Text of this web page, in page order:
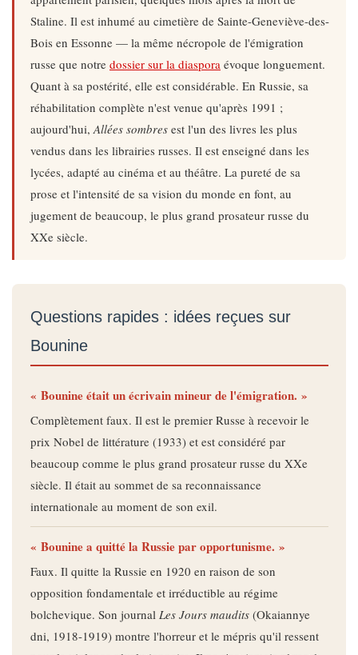
Staline. Il est inhumé au cimetière de Sainte-Geneviève-des-
Bois en Essonne — la même nécropole de l'émigration
russe que notre dossier sur la diaspora évoque longuement.
Quant à sa postérité, elle est considérable. En Russie, sa
réhabilitation complète n'est venue qu'après 1991 ;
aujourd'hui,Allées sombres est l'un des livres les plus
vendus dans les librairies russes. Il est enseigné dans les
lycées, adapté au cinéma et au théâtre. La pureté de sa
prose et l'intensité de sa vision du monde en font, au
jugement de beaucoup, le plus grand prosateur russe du
XXe siècle.
Questions rapides : idées reçues sur
Bounine
« Bounine était un écrivain mineur de l'émigration. »
Complètement faux. Il est le premier Russe à recevoir le
prix Nobel de littérature (1933) et est considéré par
beaucoup comme le plus grand prosateur russe du XXe
siècle. Il était au sommet de sa reconnaissance
internationale au moment de son exil.
« Bounine a quitté la Russie par opportunisme. »
Faux. Il quitte la Russie en 1920 en raison de son
opposition fondamentale et irréductible au régime
bolchevique. Son journal Les Jours maudits(Okaiannye
dni, 1918-1919) montre l'horreur et le mépris qu'il ressent